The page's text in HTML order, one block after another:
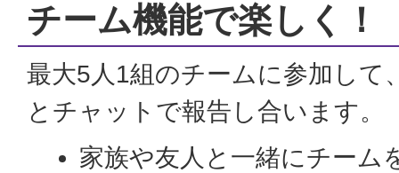
チーム機能で楽しく！
最大5人1組のチームに参加して
とチャットで報告し合います。
家族や友人と一緒にチーム